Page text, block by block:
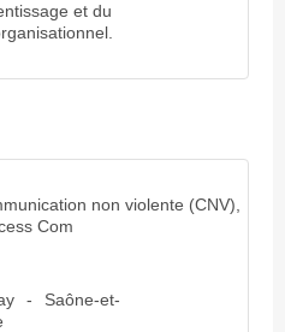
et du
non violente (CNV),
Com
- Saône-et-